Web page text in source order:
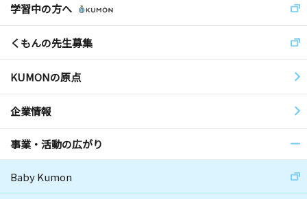
学習中の方へ
くもんの先生募集
KUMONの原点
企業情報
事業・活動の広がり
Baby Kumon